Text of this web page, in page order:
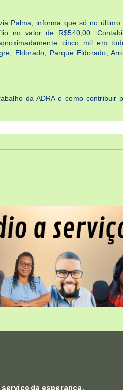
Palma, informa que só no
no valor de R$540,00.
cinco mil em
Eldorado, Parque Eldorado,
da ADRA e como contribuir
serviço da esperança.